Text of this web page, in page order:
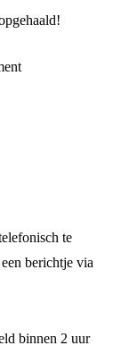
te
berichtje via
binnen 2 uur